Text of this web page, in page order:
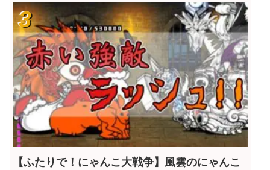
【ふたりで！にゃんこ大戦争】風雲のにゃんこ